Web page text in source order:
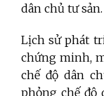
dân chủ tư sản.
Lịch sử phát
chứng minh,
chế độ dân
phỏng chế độ